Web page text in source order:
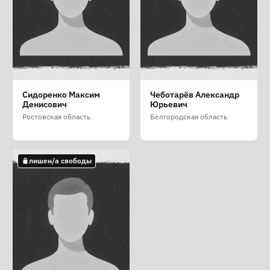
Ревин Виталий
Владимирович
Курская область
Маров Владислав
Дмитриевич
Ярославская область
Митрухин Демид
Николаевич
Иркутская область
лишен/а свободы
Сидоренко Максим
Денисович
Ростовская область
Чеботарёв Александр
Юрьевич
Белгородская область